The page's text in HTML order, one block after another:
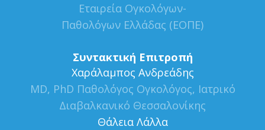
Εταιρεία Ογκολόγων-
Παθολόγων Ελλάδας (ΕΟΠΕ)
Συντακτική Επιτροπή
Xαράλαμπος Ανδρεάδης
MD, PhD Παθολόγος Ογκολόγος, Ιατρικό
Διαβαλκανικό Θεσσαλονίκης
Θάλεια Λάλλα